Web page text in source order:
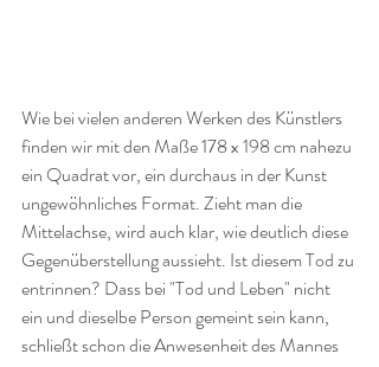
Wie bei vielen anderen Werken des Künstlers
finden wir mit den Maße 178 x 198 cm nahezu
ein Quadrat vor, ein durchaus in der Kunst
ungewöhnliches Format. Zieht man die
Mittelachse, wird auch klar, wie deutlich diese
Gegenüberstellung aussieht. Ist diesem Tod zu
entrinnen? Dass bei "Tod und Leben" nicht
ein und dieselbe Person gemeint sein kann,
schließt schon die Anwesenheit des Mannes